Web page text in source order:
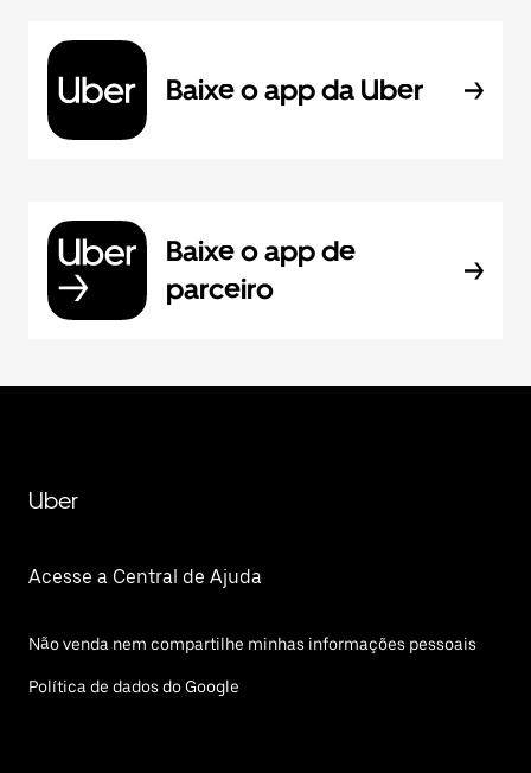
Baixe o app da Uber
Baixe o app de
parceiro
Uber
Acesse a Central de Ajuda
Não venda nem compartilhe minhas informações pessoais
Política de dados do Google